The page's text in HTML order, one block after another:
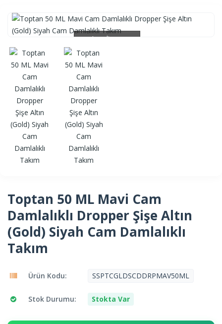
Loading...
Loading...
Toptan 50 ML Mavi Cam
Damlalıklı Dropper Şişe Altın
(Gold) Siyah Cam Damlalıklı
Takım
Ürün Kodu: SSPTCGLDSCDDRPMAV50ML
Stok Durumu: Stokta Var